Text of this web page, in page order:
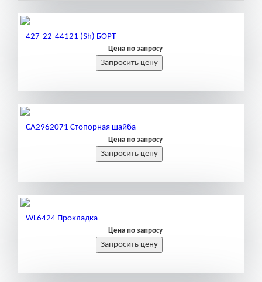
427-22-44121 (Sh) БОРТ
Цена по запросу
CA2962071 Стопорная шайба
Цена по запросу
WL6424 Прокладка
Цена по запросу